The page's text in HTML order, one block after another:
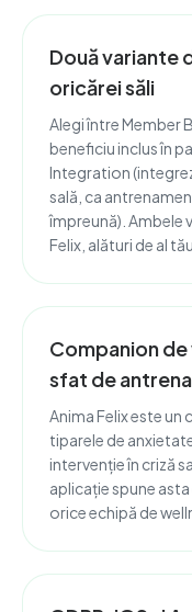
Două variante
oricărei săli
Alegi între Member
beneficiu inclus în
Integration
sală, ca
împreună). Ambele
Felix, alături de al tău.
Companion
sfat de
Anima Felix este
tiparele de
intervenție în criză
aplicație spune
orice echipă de